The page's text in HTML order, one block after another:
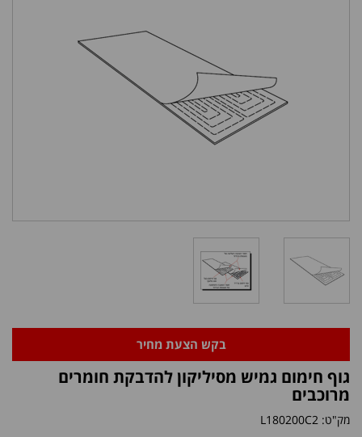
בקש הצעת מחיר
גוף חימום גמיש מסיליקון להדבקת חומרים
מרוכבים
מק"ט: L180200C2